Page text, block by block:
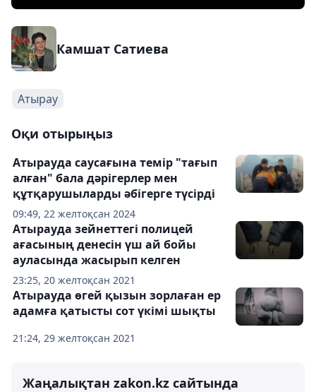
Камшат Сатиева
Атырау
Оқи отырыңыз
09:49, 22 желтоқсан 2024
Атырауда саусағына темір "тағып
алған" бала дәрігерлер мен
құтқарушыларды әбігерге түсірді
23:25, 20 желтоқсан 2021
Атырауда зейнеттегі полицей
ағасының денесін үш ай бойы
ауласында жасырып келген
21:24, 29 желтоқсан 2021
Атырауда өгей қызын зорлаған ер
адамға қатысты сот үкімі шықты
Жаңалықтан zakon.kz сайтында